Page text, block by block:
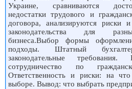
Украине, сравниваются
недостатки трудового и
договора, анализируются риски
законодательства для
бизнеса.Выбор формы
подходы. Штатный
законодательные требования.
сотрудничество по
Ответственность и риски: на
выборе. Вывод: что выбрать